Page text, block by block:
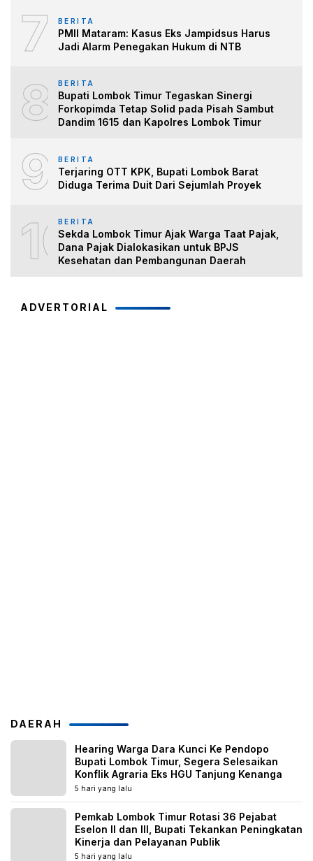
7 BERITA
PMII Mataram: Kasus Eks Jampidsus Harus
Jadi Alarm Penegakan Hukum di NTB
8 BERITA
Bupati Lombok Timur Tegaskan Sinergi
Forkopimda Tetap Solid pada Pisah Sambut
Dandim 1615 dan Kapolres Lombok Timur
9 BERITA
Terjaring OTT KPK, Bupati Lombok Barat
Diduga Terima Duit Dari Sejumlah Proyek
10BERITA
Sekda Lombok Timur Ajak Warga Taat Pajak,
Dana Pajak Dialokasikan untuk BPJS
Kesehatan dan Pembangunan Daerah
ADVERTORIAL
DAERAH
Hearing Warga Dara Kunci Ke Pendopo
Bupati Lombok Timur, Segera Selesaikan
Konflik Agraria Eks HGU Tanjung Kenanga
5 hari yang lalu
Pemkab Lombok Timur Rotasi 36 Pejabat
Eselon II dan III, Bupati Tekankan Peningkatan
Kinerja dan Pelayanan Publik
5 hari yang lalu